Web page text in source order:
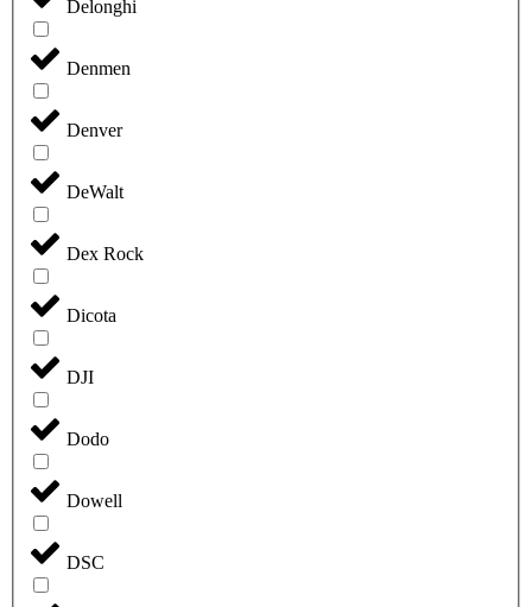
Delonghi
Denmen
Denver
DeWalt
Dex Rock
Dicota
DJI
Dodo
Dowell
DSC